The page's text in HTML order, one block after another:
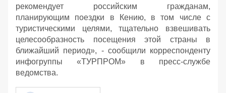
рекомендует российским гражданам,
планирующим поездки в Кению, в том числе с
туристическими целями, тщательно взвешивать
целесообразность посещения этой страны в
ближайший период», - сообщили корреспонденту
инфогруппы «ТУРПРОМ» в пресс-службе
ведомства.